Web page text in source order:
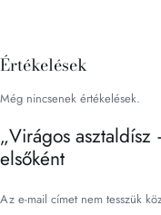
Értékelések
Még nincsenek értékelések.
„Virágos
elsőként
Az e-mail címet nem tesszük